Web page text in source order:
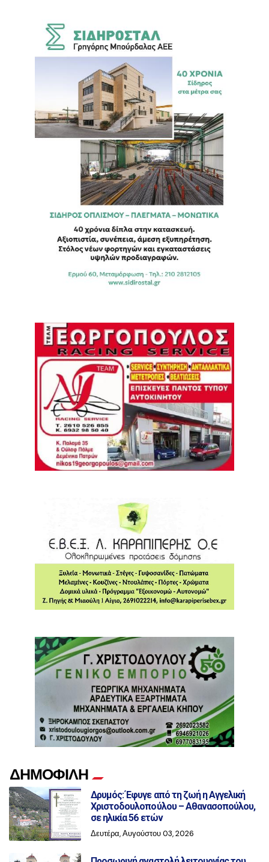
ΔΗΜΟΦΙΛΗ
Δρυμός: Έφυγε από τη ζωή η Αγγελική
Χριστοδουλοπούλου – Αθανασοπούλου,
σε ηλικία 56 ετών
Δευτέρα, Αυγούστου 03, 2026